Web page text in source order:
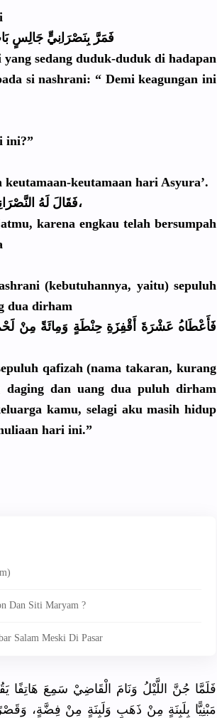
فَمَرَّ بِنَصْرَانِيٍّ جَالِسٍ
sedang duduk-duduk di hadapan
si nashrani: “ Demi keagungan ini
ini?”
keutamaan-keutamaan hari Asyura’.
فَقَالَ لَهُ النَّصْرَاِ،
karena engkau telah bersumpah
(kebutuhannya, yaitu) sepuluh
dua dirham
فَأَعْطَاه ُ عَشْرَةَ أَقْفِزَةِ حِنْطَةٍ وَمِائَةً مِنْ
qafizah (nama takaran, kurang
daging dan uang dua puluh dirham
kamu, selagi aku masih hidup
hari ini.”
Dan Siti Maryam ?
Salam Meski Di Pasar
فَلَمَّا جُنَّ اللَّيْلُ وَنَامَ الْقَاضِيْ سَمِعَ هَاتِفًا
مَبْنِيًّا بِلَبِنَةٍ مِنْ ذَهَبٍ وَلَبِنَةٍ مِنْ فِضَّةٍ،